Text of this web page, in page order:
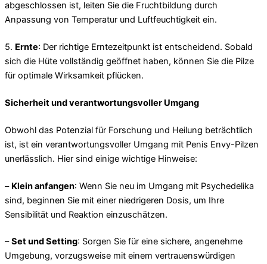
abgeschlossen ist, leiten Sie die Fruchtbildung durch
Anpassung von Temperatur und Luftfeuchtigkeit ein.
5. Ernte: Der richtige Erntezeitpunkt ist entscheidend. Sobald
sich die Hüte vollständig geöffnet haben, können Sie die Pilze
für optimale Wirksamkeit pflücken.
Sicherheit und verantwortungsvoller Umgang
Obwohl das Potenzial für Forschung und Heilung beträchtlich
ist, ist ein verantwortungsvoller Umgang mit Penis Envy-Pilzen
unerlässlich. Hier sind einige wichtige Hinweise:
– Klein anfangen: Wenn Sie neu im Umgang mit Psychedelika
sind, beginnen Sie mit einer niedrigeren Dosis, um Ihre
Sensibilität und Reaktion einzuschätzen.
–Set und Setting: Sorgen Sie für eine sichere, angenehme
Umgebung, vorzugsweise mit einem vertrauenswürdigen